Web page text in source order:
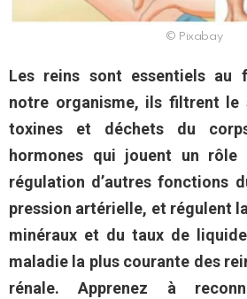
© Pixabay
Les reins sont essentiels au
notre organisme, ils filtrent le
toxines et déchets du
hormones qui jouent un
régulation d’autres fonctions
pression artérielle, et régulent
minéraux et du taux de
maladie la plus courante des
rénale. Apprenez à